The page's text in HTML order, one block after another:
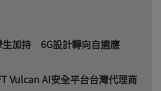
生加持 6G設計轉向自適應
Vulcan AI安全平台台灣代理商